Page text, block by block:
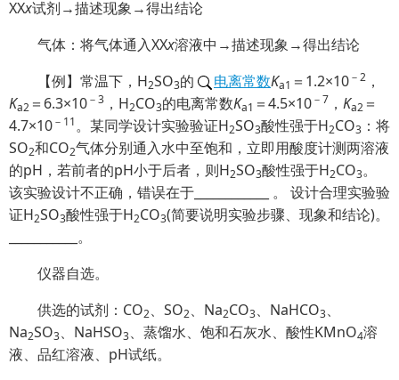
XXx试剂→描述现象→得出结论
气体：将气体通入XXx溶液中→描述现象→得出结论
【例】常温下，H2SO3的 电离常数Ka1 ＝1.2×10－2 ，
Ka2 ＝6.3×10－3 ，H2CO3的电离常数Ka1 ＝4.5×10－7 ， Ka2 ＝
4.7×10－11。某同学设计实验验证H2SO3酸性强于H2CO3 ：将
SO2和CO2气体分别通入水中至饱和，立即用酸度计测两溶液
的pH，若前者的pH小于后者，则H2SO3酸性强于H2CO3。
该实验设计不正确，错误在于____________ 。 设计合理实验验
证H2SO3酸性强于H2CO3(简要说明实验步骤、现象和结论)。
___________。
仪器自选。
供选的试剂：CO2、SO2、Na2CO3、NaHCO3、
Na2SO3、NaHSO3、蒸馏水、饱和石灰水、酸性KMnO4溶
液、品红溶液、pH试纸。